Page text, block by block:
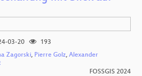
03-20
193
Zagorski, Pierre Golz, Alexander
FOSSGIS 2024